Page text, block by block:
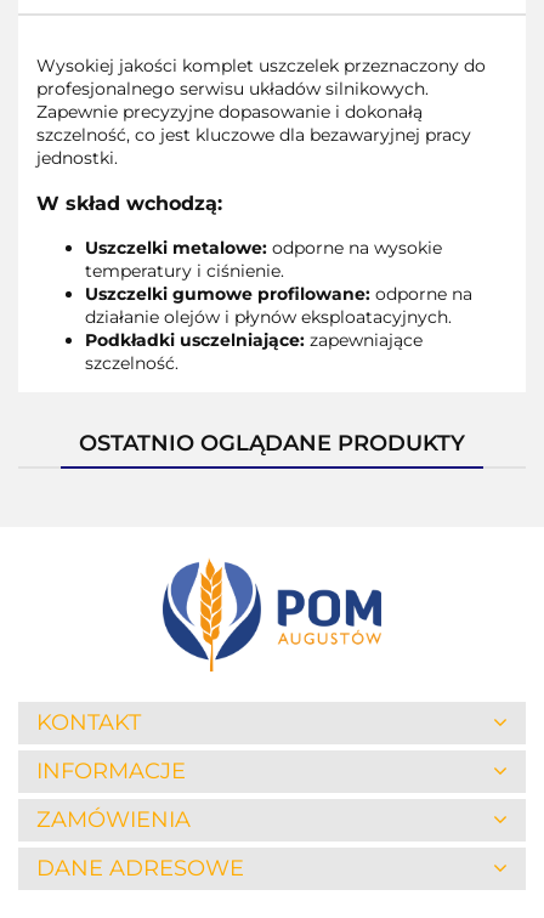
Wysokiej jakości komplet uszczelek przeznaczony do
profesjonalnego serwisu układów silnikowych.
Zapewnie precyzyjne dopasowanie i dokonałą
szczelność, co jest kluczowe dla bezawaryjnej pracy
jednostki.
W skład wchodzą:
Uszczelki metalowe: odporne na wysokie
temperatury i ciśnienie.
Uszczelki gumowe profilowane: odporne na
działanie olejów i płynów eksploatacyjnych.
Podkładki usczelniające: zapewniające
szczelność.
OSTATNIO OGLĄDANE PRODUKTY
KONTAKT
INFORMACJE
ZAMÓWIENIA
DANE ADRESOWE